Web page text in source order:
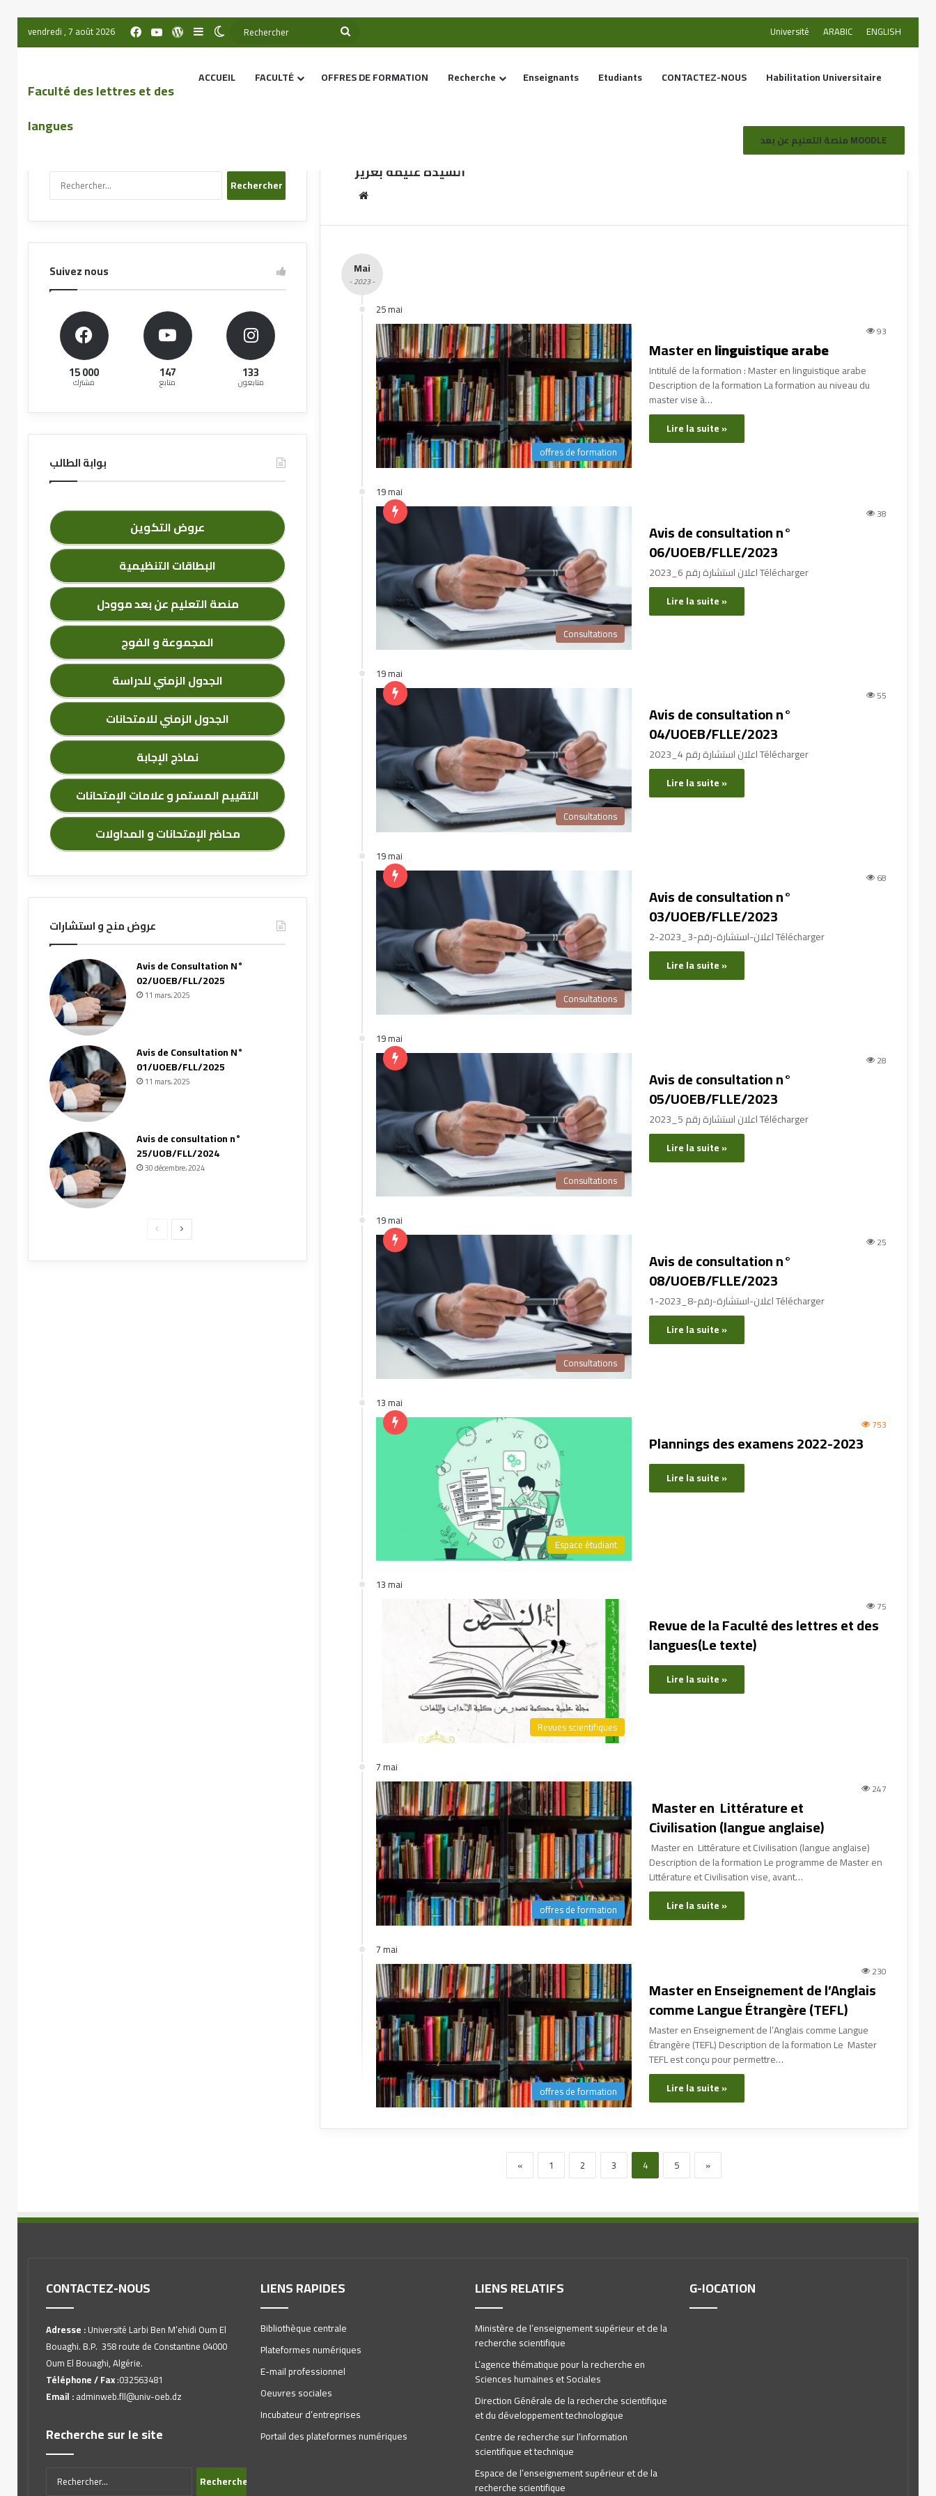
vendredi , 7 août 2026 Université ARABIC ENGLISH
Faculté des lettres et des
langues
ACCUEIL FACULTÉ OFFRES DE FORMATION Recherche Enseignants Etudiants CONTACTEZ-NOUS Habilitation Universitaire
منصة التعليم عن بعد MOODLE
السيدة عليمة بعزيز
Mai
- 2023 -
25 mai
offres de formation
93
Master enlinguistique arabe
Intitulé de la formation : Master en linguistique arabe
Description de la formation La formation au niveau du
master vise à…
Lire la suite »
19 mai
Consultations
38
Avis de consultation n°
06/UOEB/FLLE/2023
اعلان استشارة رقم 6_2023 Télécharger
Lire la suite »
19 mai
Consultations
55
Avis de consultation n°
04/UOEB/FLLE/2023
اعلان استشارة رقم 4_2023 Télécharger
Lire la suite »
19 mai
Consultations
68
Avis de consultation n°
03/UOEB/FLLE/2023
اعلان-استشارة-رقم-3_2023-2 Télécharger
Lire la suite »
19 mai
Consultations
28
Avis de consultation n°
05/UOEB/FLLE/2023
اعلان استشارة رقم 5_2023 Télécharger
Lire la suite »
19 mai
Consultations
25
Avis de consultation n°
08/UOEB/FLLE/2023
اعلان-استشارة-رقم-8_2023-1 Télécharger
Lire la suite »
13 mai
Espace étudiant
753
Plannings des examens 2022-2023
Lire la suite »
13 mai
Revues scientifiques
75
Revue de la Faculté des lettres et des
langues(Le texte)
Lire la suite »
7 mai
offres de formation
247
Master en Littérature et
Civilisation (langue anglaise)
Master en Littérature et Civilisation (langue anglaise)
Description de la formation Le programme de Master en
Littérature et Civilisation vise, avant…
Lire la suite »
7 mai
offres de formation
230
Master en Enseignement de l’Anglais
comme Langue Étrangère (TEFL)
Master en Enseignement de l’Anglais comme Langue
Étrangère (TEFL) Description de la formation Le Master
TEFL est conçu pour permettre…
Lire la suite »
« 1 2 3 4 5 »
Recherche sur le site
Suivez nous
15 000
مشترك 147
متابع 133
متابعون
بوابة الطالب
عروض التكوين
البطاقات التنظيمية
منصة التعليم عن بعد موودل
المجموعة و الفوج
الجدول الزمني للدراسة
الجدول الزمني للامتحانات
نماذج الإجابة
التقييم المستمر و علامات الإمتحانات
محاضر الإمتحانات و المداولات
عروض منح و استشارات
Avis de Consultation N°
02/UOEB/FLL/2025
11 mars، 2025
Avis de Consultation N°
01/UOEB/FLL/2025
11 mars، 2025
Avis de consultation n°
25/UOB/FLL/2024
30 décembre، 2024
CONTACTEZ-NOUS
Adresse :Université Larbi Ben M’ehidi Oum El
Bouaghi. B.P. 358 route de Constantine 04000
Oum El Bouaghi, Algérie.
Téléphone / Fax:032563481
Email :adminweb.fll@univ-oeb.dz
Recherche sur le site
LIENS RAPIDES
Bibliothèque centrale
Plateformes numériques
E-mail professionnel
Oeuvres sociales
Incubateur d’entreprises
Portail des plateformes numériques
LIENS RELATIFS
Ministère de l’enseignement supérieur et de la
recherche scientifique
L’agence thématique pour la recherche en
Sciences humaines et Sociales
Direction Générale de la recherche scientifique
et du développement technologique
Centre de recherche sur l’information
scientifique et technique
Espace de l’enseignement supérieur et de la
recherche scientifique
G-lOCATION